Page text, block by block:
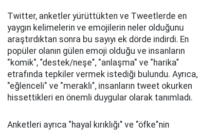
Twitter, anketler yürüttükten ve Tweetlerde en
yaygın kelimelerin ve emojilerin neler olduğunu
araştırdıktan sonra bu sayıyı ek dörde indirdi. En
popüler olanın gülen emoji olduğu ve insanların
"komik", "destek/neşe", "anlaşma" ve "harika"
etrafında tepkiler vermek istediği bulundu. Ayrıca,
"eğlenceli" ve "meraklı", insanların tweet okurken
hissettikleri en önemli duygular olarak tanımladı.
Anketleri ayrıca "hayal kırıklığı" ve "öfke"nin